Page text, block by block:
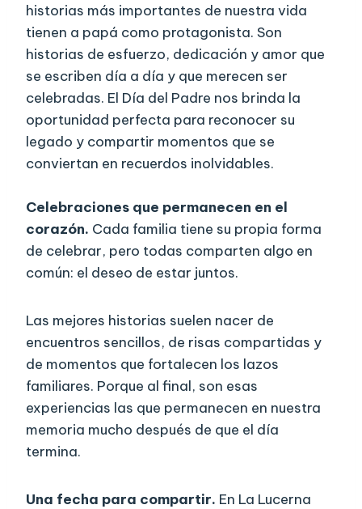
historias más importantes de nuestra vida
tienen a papá como protagonista. Son
historias de esfuerzo, dedicación y amor que
se escriben día a día y que merecen ser
celebradas. El Día del Padre nos brinda la
oportunidad perfecta para reconocer su
legado y compartir momentos que se
conviertan en recuerdos inolvidables.
Celebraciones que permanecen en el
corazón. Cada familia tiene su propia forma
de celebrar, pero todas comparten algo en
común: el deseo de estar juntos.
Las mejores historias suelen nacer de
encuentros sencillos, de risas compartidas y
de momentos que fortalecen los lazos
familiares. Porque al final, son esas
experiencias las que permanecen en nuestra
memoria mucho después de que el día
termina.
Una fecha para compartir. En La Lucerna